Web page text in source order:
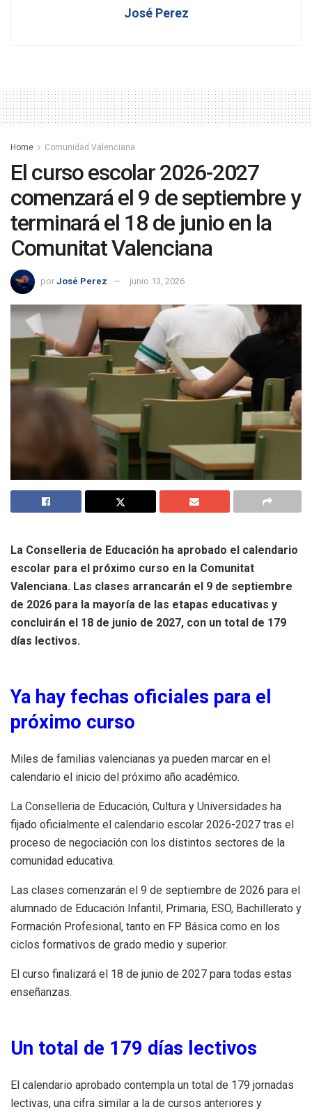
José Perez
Home Comunidad Valenciana
El curso escolar 2026-2027
comenzará el 9 de septiembre y
terminará el 18 de junio en la
Comunitat Valenciana
por José Perez junio 13, 2026
La Conselleria de Educación ha aprobado el calendario
escolar para el próximo curso en la Comunitat
Valenciana. Las clases arrancarán el 9 de septiembre
de 2026 para la mayoría de las etapas educativas y
concluirán el 18 de junio de 2027, con un total de 179
días lectivos.
Ya hay fechas oficiales para el
próximo curso
Miles de familias valencianas ya pueden marcar en el
calendario el inicio del próximo año académico.
La Conselleria de Educación, Cultura y Universidades ha
fijado oficialmente el calendario escolar 2026-2027 tras el
proceso de negociación con los distintos sectores de la
comunidad educativa.
Las clases comenzarán el 9 de septiembre de 2026 para el
alumnado de Educación Infantil, Primaria, ESO, Bachillerato y
Formación Profesional, tanto en FP Básica como en los
ciclos formativos de grado medio y superior.
El curso finalizará el 18 de junio de 2027 para todas estas
enseñanzas.
Un total de 179 días lectivos
El calendario aprobado contempla un total de 179 jornadas
lectivas, una cifra similar a la de cursos anteriores y